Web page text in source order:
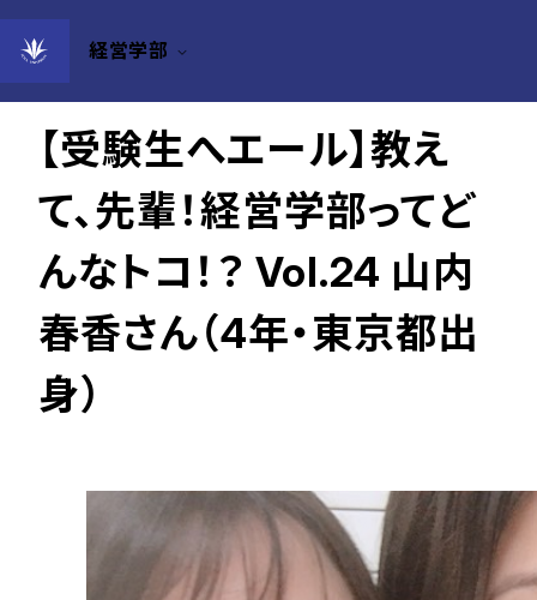
経営学部
2022年01月05日
【受験生へエール】教え
て、先輩！経営学部ってど
んなトコ！？ Vol.24 山内
春香さん（4年・東京都出
身）